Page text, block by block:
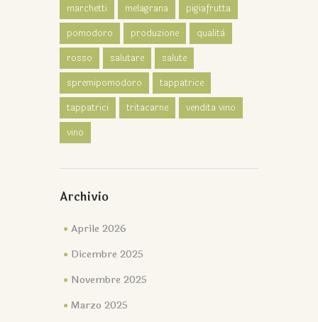
marchetti
melagrana
pigiafrutta
pomodoro
produzione
qualità
rosso
salutare
salute
spremipomodoro
tappatrice
tappatrici
tritacarne
vendita vino
vino
Archivio
Aprile 2026
Dicembre 2025
Novembre 2025
Marzo 2025